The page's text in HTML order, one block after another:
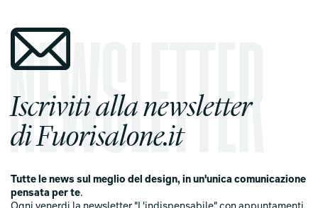
Iscriviti alla newsletter
di Fuorisalone.it
Tutte le news sul meglio del design, in un'unica comunicazione
pensata per te.